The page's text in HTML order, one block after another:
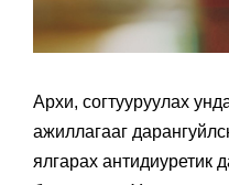
Архи, согтууруулах
ажиллагааг
ялгарах антидиуретик